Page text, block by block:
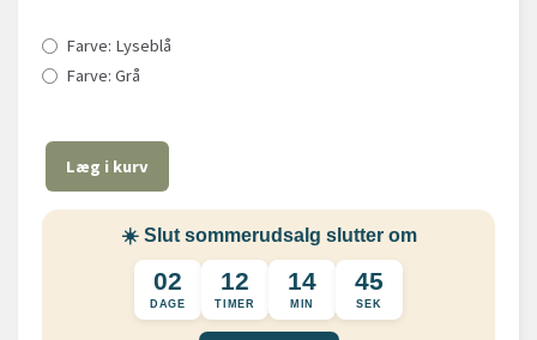
Farve: Lyseblå
Farve: Grå
Læg i kurv
☀️ Slut sommerudsalg slutter om
02
DAGE
12
TIMER
14
MIN
44
SEK